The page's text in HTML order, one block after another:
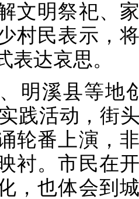
文明祭祀、
村民表示，
表达哀思。
溪县等地
实践活动，街
轮番上演，
衬。市民在
，也体会到